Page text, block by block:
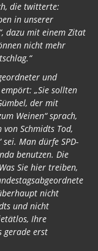
die twitterte:
in unserer
dazu mit einem Zitat
nicht mehr
und
„Sie sollten
der mit
Weinen“ sprach,
Schmidts Tod,
Man dürfe SPD-
benutzen. Die
Sie hier treiben,
nicht
und nicht
Ihre
gerade erst